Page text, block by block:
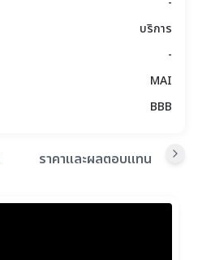
บริการ
-
MAI
BBB
ราคาและผลตอบแทน